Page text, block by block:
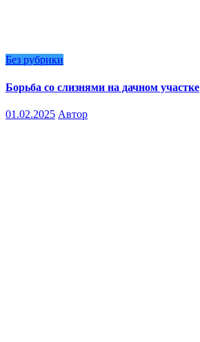
Без рубрики
Борьба со слизнями на дачном участке
01.02.2025 Автор